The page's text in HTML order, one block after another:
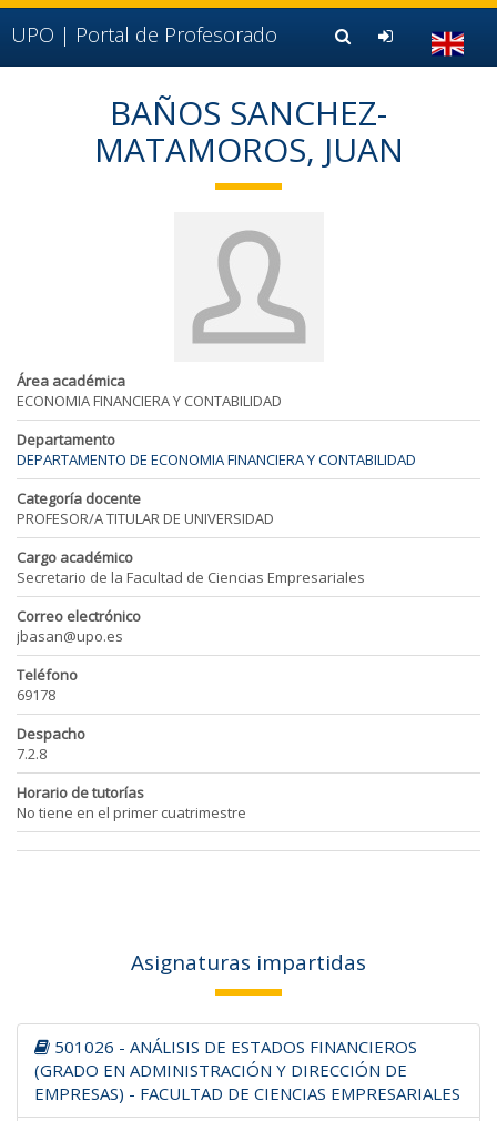
Ir al contenido principal de la página (alt + s)
Ir a la cabecera de la página (alt + c)
Ir al pie de la página (alt + p)
Ir al menú principal (alt + u)
UPO | Portal de Profesorado
BAÑOS SANCHEZ-
MATAMOROS, JUAN
Área académica
ECONOMIA FINANCIERA Y CONTABILIDAD
Departamento
DEPARTAMENTO DE ECONOMIA FINANCIERA Y CONTABILIDAD
Categoría docente
PROFESOR/A TITULAR DE UNIVERSIDAD
Cargo académico
Secretario de la Facultad de Ciencias Empresariales
Correo electrónico
jbasan@upo.es
Teléfono
69178
Despacho
7.2.8
Horario de tutorías
No tiene en el primer cuatrimestre
Asignaturas impartidas
501026 - ANÁLISIS DE ESTADOS FINANCIEROS
(GRADO EN ADMINISTRACIÓN Y DIRECCIÓN DE
EMPRESAS) - FACULTAD DE CIENCIAS EMPRESARIALES